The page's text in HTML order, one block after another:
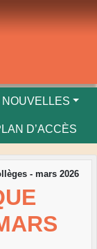
NOUVELLES
D’ACCÈS
- mars 2026